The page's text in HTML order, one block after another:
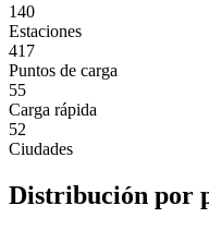
140
Estaciones
417
Puntos de carga
55
Carga rápida
52
Ciudades
Distribución por